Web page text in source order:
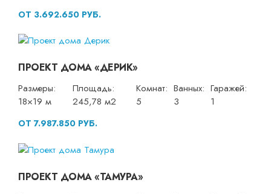
ОТ 3.692.650 РУБ.
ПРОЕКТ ДОМА «ДЕРИК»
Размеры:
18×19 м
Площадь:
245,78 м2
Комнат:
5
Ванных:
3
Гаражей:
1
ОТ 7.987.850 РУБ.
ПРОЕКТ ДОМА «ТАМУРА»